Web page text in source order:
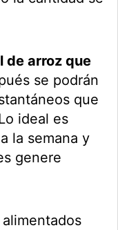
de arroz que
se podrán
que
ideal es
la semana y
genere